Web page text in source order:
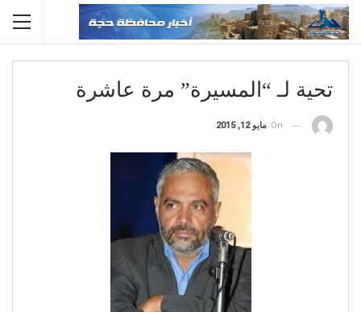
تحية لـ “المسيرة” مرة عاشرة
On مايو 12, 2015